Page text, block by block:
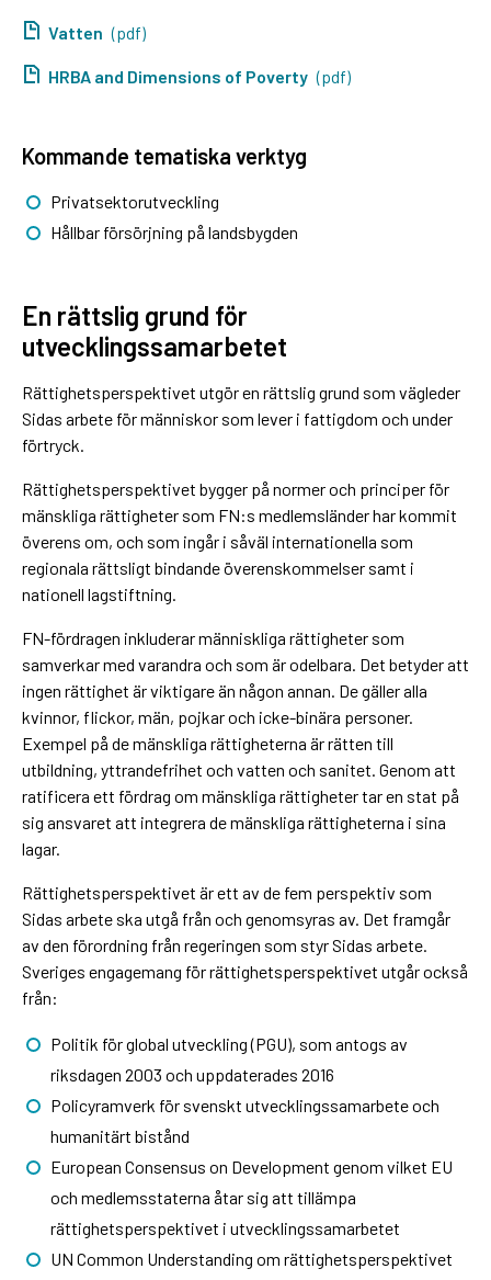
Vatten (pdf)
HRBA and Dimensions of Poverty (pdf)
Kommande tematiska verktyg
Privatsektorutveckling
Hållbar försörjning på landsbygden
En rättslig grund för
utvecklingssamarbetet
Rättighetsperspektivet utgör en rättslig grund som vägleder
Sidas arbete för människor som lever i fattigdom och under
förtryck.
Rättighetsperspektivet bygger på normer och principer för
mänskliga rättigheter som FN:s medlemsländer har kommit
överens om, och som ingår i såväl internationella som
regionala rättsligt bindande överenskommelser samt i
nationell lagstiftning.
FN-fördragen inkluderar människliga rättigheter som
samverkar med varandra och som är odelbara. Det betyder att
ingen rättighet är viktigare än någon annan. De gäller alla
kvinnor, flickor, män, pojkar och icke-binära personer.
Exempel på de mänskliga rättigheterna är rätten till
utbildning, yttrandefrihet och vatten och sanitet. Genom att
ratificera ett fördrag om mänskliga rättigheter tar en stat på
sig ansvaret att integrera de mänskliga rättigheterna i sina
lagar.
Rättighetsperspektivet är ett av de fem perspektiv som
Sidas arbete ska utgå från och genomsyras av. Det framgår
av den förordning från regeringen som styr Sidas arbete.
Sveriges engagemang för rättighetsperspektivet utgår också
från:
Politik för global utveckling (PGU), som antogs av
riksdagen 2003 och uppdaterades 2016
Policyramverk för svenskt utvecklingssamarbete och
humanitärt bistånd
European Consensus on Development genom vilket EU
och medlemsstaterna åtar sig att tillämpa
rättighetsperspektivet i utvecklingssamarbetet
UN Common Understanding om rättighetsperspektivet